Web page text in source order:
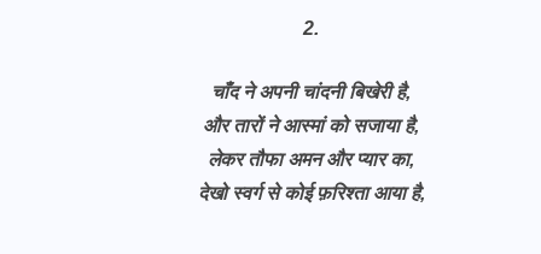
2.
चाँद ने अपनी चांदनी बिखेरी है,
और तारों ने आस्मां को सजाया है,
लेकर तौफा अमन और प्यार का,
देखो स्वर्ग से कोई फ़रिश्ता आया है,